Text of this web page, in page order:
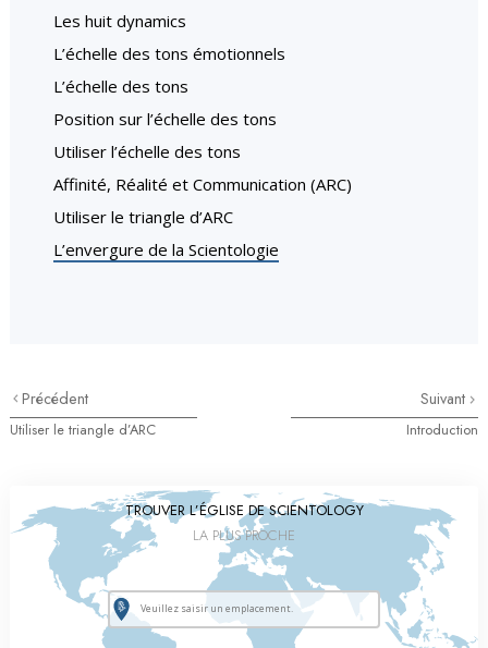
Les huit dynamics
L’échelle des tons émotionnels
L’échelle des tons
Position sur l’échelle des tons
Utiliser l’échelle des tons
Affinité, Réalité et Communication (ARC)
Utiliser le triangle d’ARC
L’envergure de la Scientologie
Précédent
Utiliser le triangle d’ARC
Suivant
Introduction
TROUVER L’ÉGLISE DE SCIENTOLOGY
LA PLUS PROCHE